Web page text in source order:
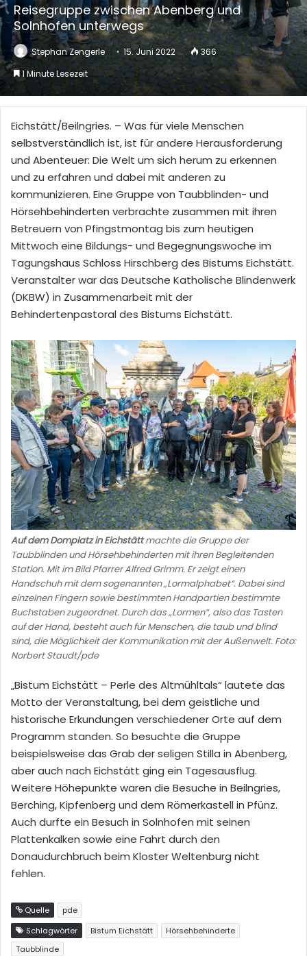
Reisegruppe zwischen Abenberg und
Solnhofen unterwegs
Stephan Zengerle 15. Juni 2022
366
1 Minute Lesezeit
Eichstätt/Beilngries. – Was für viele Menschen
selbstverständlich ist, ist für andere Herausforderung
und Abenteuer: Die Welt um sich herum zu erkennen
und zu erfahren und dabei mit anderen zu
kommunizieren. Eine Gruppe von Taubblinden- und
Hörsehbehinderten verbrachte zusammen mit ihren
Betreuern von Pfingstmontag bis zum heutigen
Mittwoch eine Bildungs- und Begegnungswoche im
Tagungshaus Schloss Hirschberg des Bistums Eichstätt.
Veranstalter war das Deutsche Katholische Blindenwerk
(DKBW) in Zusammenarbeit mit der
Behindertenpastoral des Bistums Eichstätt.
Auf dem Domplatz in Eichstättmachte die Gruppe der
Taubblinden und Hörsehbehinderten mit ihren Begleitenden
Station. Mit im Bild Pfarrer Alfred Grimm. Er zeigt einen
Handschuh mit dem sogenannten „Lormalphabet“. Dabei sind
einzelnen Fingern sowie bestimmten Handpartien bestimmte
Buchstaben zugeordnet. Durch das „Lormen“, also das Tasten
auf der Hand, besteht auch für Menschen, die taub und blind
sind, die Möglichkeit der Kommunikation mit der Außenwelt. Foto:
Norbert Staudt/pde
„Bistum Eichstätt – Perle des Altmühltals“ lautete das
Motto der Veranstaltung, bei dem geistliche und
historische Erkundungen verschiedener Orte auf dem
Programm standen. So besuchte die Gruppe
beispielsweise das Grab der seligen Stilla in Abenberg,
aber auch nach Eichstätt ging ein Tagesausflug.
Weitere Höhepunkte waren die Besuche in Beilngries,
Berching, Kipfenberg und dem Römerkastell in Pfünz.
Auch durfte ein Besuch in Solnhofen mit seinen
Plattenkalken sowie eine Fahrt durch den
Donaudurchbruch beim Kloster Weltenburg nicht
fehlen.
Quelle
pde
Schlagwörter
Bistum Eichstätt
Hörsehbehinderte
Taubblinde